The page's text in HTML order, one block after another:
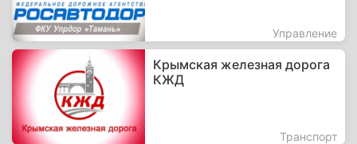
Управление
Крымская железная дорога
КЖД
Транспорт